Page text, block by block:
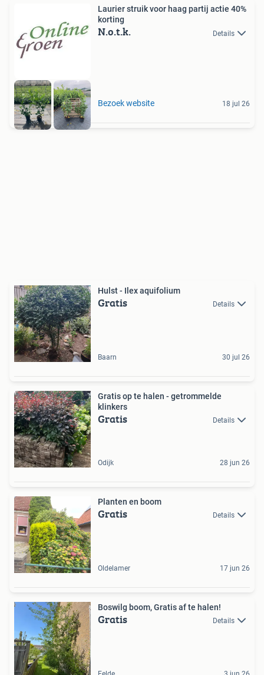
Laurier struik voor haag partij actie 40%
korting
N.o.t.k. Details
Bezoek website 18 jul 26
Hulst - Ilex aquifolium
Gratis Details
Baarn 30 jul 26
Gratis op te halen - getrommelde
klinkers
Gratis Details
Odijk 28 jun 26
Planten en boom
Gratis Details
Oldelamer 17 jun 26
Boswilg boom, Gratis af te halen!
Gratis Details